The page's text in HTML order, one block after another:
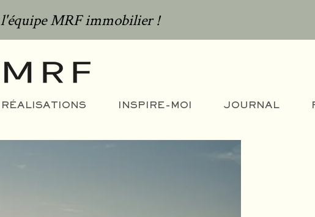
l'équipe MRF immobilier !
RÉALISATIONS INSPIRE-MOI JOURNAL